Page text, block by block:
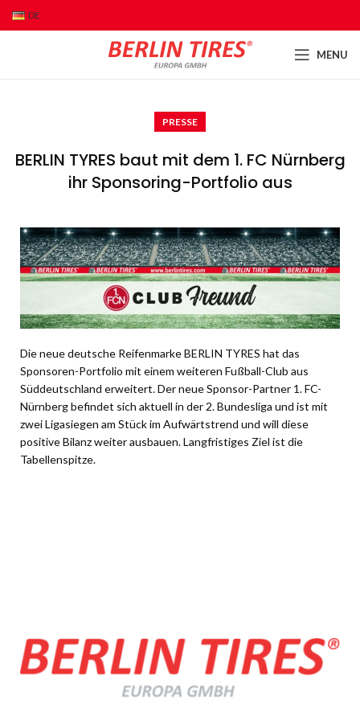
DE
MENU
PRESSE
BERLIN TYRES baut mit dem 1. FC Nürnberg
ihr Sponsoring-Portfolio aus
Die neue deutsche Reifenmarke BERLIN TYRES hat das
Sponsoren-Portfolio mit einem weiteren Fußball-Club aus
Süddeutschland erweitert. Der neue Sponsor-Partner 1. FC-
Nürnberg befindet sich aktuell in der 2. Bundesliga und ist mit
zwei Ligasiegen am Stück im Aufwärtstrend und will diese
positive Bilanz weiter ausbauen. Langfristiges Ziel ist die
Tabellenspitze.